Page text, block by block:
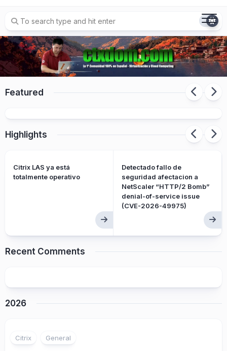
content
Featured
Detectado fallo de seguridad afectacion a
NetScaler “HTTP/2 Bomb” denial-of-service
Highlights
Citrix LAS ya está
totalmente operativo
Detectado fallo de
seguridad afectacion a
NetScaler “HTTP/2 Bomb”
denial-of-service issue
(CVE-2026-49975)
Recent Comments
2026
Citrix General